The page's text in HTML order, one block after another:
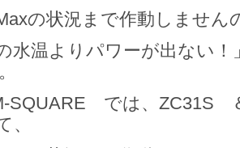
の状況まで作動しません
水温よりパワーが出ない
SQUARE では、
、